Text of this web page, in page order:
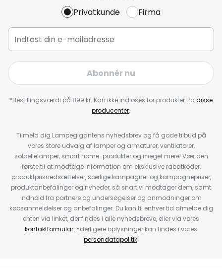
Privatkunde Firma
Abonnér nu
*Bestillingsværdi på 899 kr. Kan ikke indløses for produkter fra disse
producenter.
Tilmeld dig Lampegigantens nyhedsbrev og få gode tilbud på
vores store udvalg af lamper og armaturer, ventilatorer,
solcellelamper, smart home-produkter og meget mere! Vær den
første til at modtage information om eksklusive rabatkoder,
produktprisnedsættelser, særlige kampagner og kampagnepriser,
produktanbefalinger og nyheder, så snart vi modtager dem, samt
indhold fra partnere og undersøgelser og anmodninger om
købsanmeldelser og anbefalinger. Du kan til enhver tid afmelde dig
enten via linket, der findes i alle nyhedsbreve, eller via vores
kontaktformular. Yderligere oplysninger kan findes i vores
persondatapolitik.